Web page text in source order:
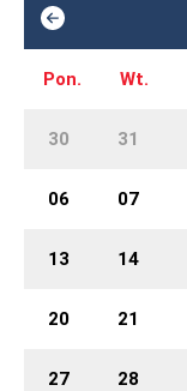
Pon. Wt.
30 31
06 07
13 14
20 21
27 28